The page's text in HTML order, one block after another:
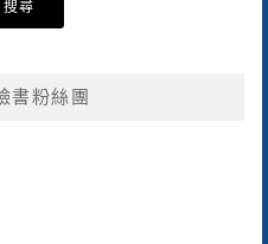
書粉絲團